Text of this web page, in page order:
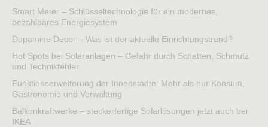
Smart Meter – Schlüsseltechnologie für ein modernes,
bezahlbares Energiesystem
Dopamine Decor – Was ist der aktuelle Einrichtungstrend?
Hot Spots bei Solaranlagen – Gefahr durch Schatten, Schmutz
und Technikfehler
Funktionserweiterung der Innenstädte: Mehr als nur Konsum,
Gastronomie und Verwaltung
Balkonkraftwerke – steckerfertige Solarlösungen jetzt auch bei
IKEA